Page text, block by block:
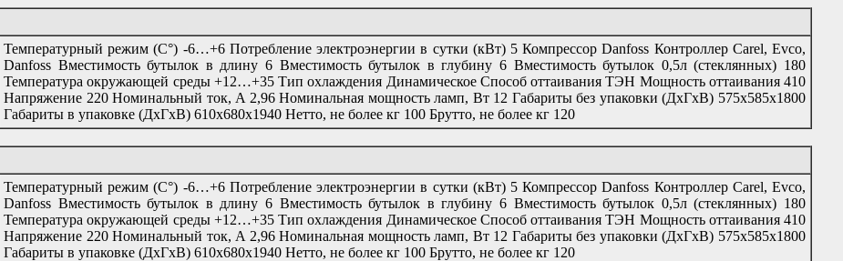
Температурный режим (C°) -6…+6 Потребление электроэнергии в сутки (кВт) 5 Компрессор Danfoss Контроллер Carel, Evco,
Danfoss Вместимость бутылок в длину 6 Вместимость бутылок в глубину 6 Вместимость бутылок 0,5л (стеклянных) 180
Температура окружающей среды +12…+35 Тип охлаждения Динамическое Способ оттаивания ТЭН Мощность оттаивания 410
Напряжение 220 Номинальный ток, A 2,96 Номинальная мощность ламп, Вт 12 Габариты без упаковки (ДхГхВ) 575х585х1800
Габариты в упаковке (ДхГхВ) 610х680х1940 Нетто, не более кг 100 Брутто, не более кг 120
Температурный режим (C°) -6…+6 Потребление электроэнергии в сутки (кВт) 5 Компрессор Danfoss Контроллер Carel, Evco,
Danfoss Вместимость бутылок в длину 6 Вместимость бутылок в глубину 6 Вместимость бутылок 0,5л (стеклянных) 180
Температура окружающей среды +12…+35 Тип охлаждения Динамическое Способ оттаивания ТЭН Мощность оттаивания 410
Напряжение 220 Номинальный ток, A 2,96 Номинальная мощность ламп, Вт 12 Габариты без упаковки (ДхГхВ) 575х585х1800
Габариты в упаковке (ДхГхВ) 610х680х1940 Нетто, не более кг 100 Брутто, не более кг 120